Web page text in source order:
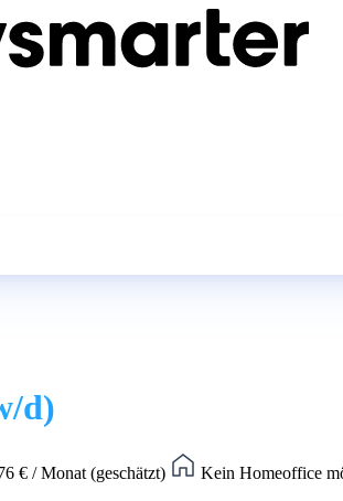
d)
€ / Monat (geschätzt)
Kein Homeoffice